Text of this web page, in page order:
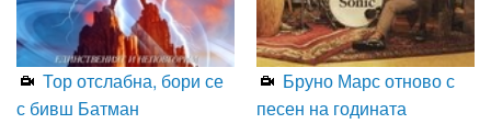
Тор отслабна, бори се
с бивш Батман
Бруно Марс отново с
песен на годината